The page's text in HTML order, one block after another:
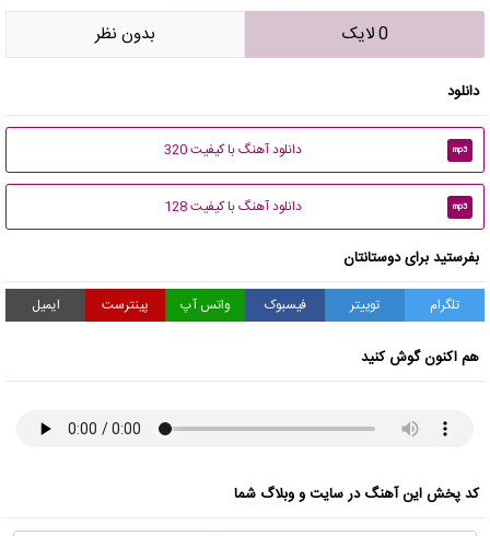
0 لایک بدون نظر
دانلود
mp3 دانلود آهنگ با کیفیت 320
mp3 دانلود آهنگ با کیفیت 128
بفرستید برای دوستانتان
تلگرام توییتر فیسبوک واتس آپ پینترست ایمیل
هم اکنون گوش کنید
کد پخش این آهنگ در سایت و وبلاگ شما